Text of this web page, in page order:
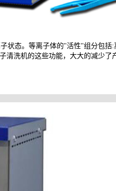
状态。等离子体的"活性"组分包括:
洗机的这些功能，大大的减少了